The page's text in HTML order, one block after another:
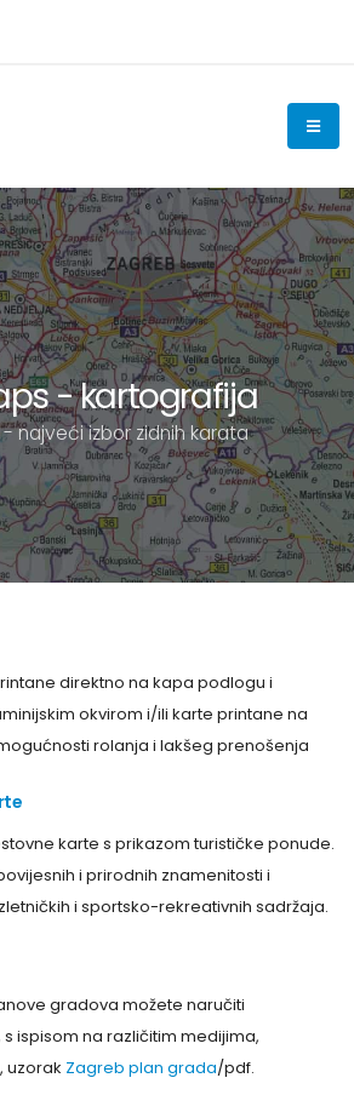
- kartografija
najveći izbor zidnih karata
direktno na kapa podlogu i
okvirom i/ili karte printane na
rolanja i lakšeg prenošenja
karte s prikazom turističke ponude.
i prirodnih znamenitosti i
i sportsko-rekreativnih sadržaja.
gradova možete naručiti
ispisom na različitim medijima,
uzorak Zagreb plan grada/pdf.